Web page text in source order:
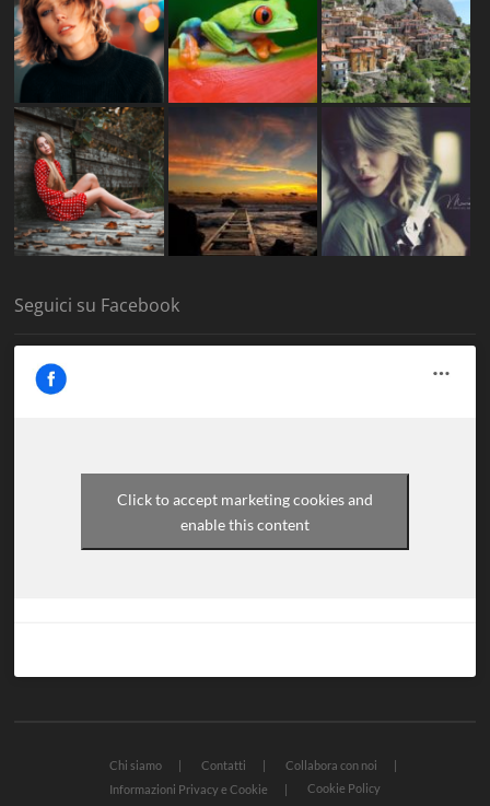
Seguici su Facebook
Click to accept marketing cookies and
enable this content
Chi siamo Contatti
Collabora con noi
Informazioni Privacy e Cookie
Cookie Policy